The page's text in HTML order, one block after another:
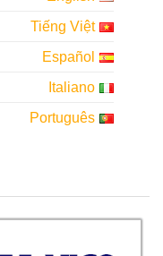
Tiếng Việt
Español
Italiano
Português